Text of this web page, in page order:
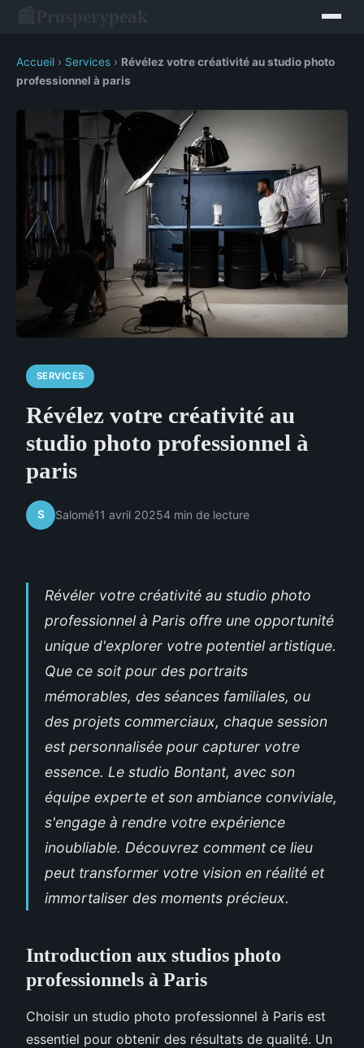
Accueil › Services › Révélez votre créativité au studio photo
professionnel à paris
SERVICES
Révélez votre créativité au
studio photo professionnel à
paris
S Salomé11 avril 20254 min de lecture
Révéler votre créativité au studio photo
professionnel à Paris offre une opportunité
unique d'explorer votre potentiel artistique.
Que ce soit pour des portraits
mémorables, des séances familiales, ou
des projets commerciaux, chaque session
est personnalisée pour capturer votre
essence. Le studio Bontant, avec son
équipe experte et son ambiance conviviale,
s'engage à rendre votre expérience
inoubliable. Découvrez comment ce lieu
peut transformer votre vision en réalité et
immortaliser des moments précieux.
Introduction aux studios photo
professionnels à Paris
Choisir un studio photo professionnel à Paris est
essentiel pour obtenir des résultats de qualité. Un